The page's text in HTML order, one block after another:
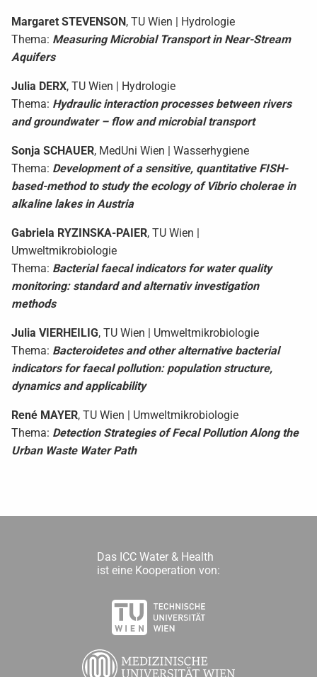
Margaret STEVENSON, TU Wien | Hydrologie
Thema: Measuring Microbial Transport in Near-Stream
Aquifers
Julia DERX, TU Wien | Hydrologie
Thema: Hydraulic interaction processes between rivers
and groundwater – flow and microbial transport
Sonja SCHAUER, MedUni Wien | Wasserhygiene
Thema: Development of a sensitive, quantitative FISH-
based-method to study the ecology of Vibrio cholerae in
alkaline lakes in Austria
Gabriela RYZINSKA-PAIER, TU Wien |
Umweltmikrobiologie
Thema: Bacterial faecal indicators for water quality
monitoring: standard and alternativ investigation
methods
Julia VIERHEILIG, TU Wien | Umweltmikrobiologie
Thema: Bacteroidetes and other alternative bacterial
indicators for faecal pollution: population structure,
dynamics and applicability
René MAYER, TU Wien | Umweltmikrobiologie
Thema: Detection Strategies of Fecal Pollution Along the
Urban Waste Water Path
Das ICC Water & Health
ist eine Kooperation von: